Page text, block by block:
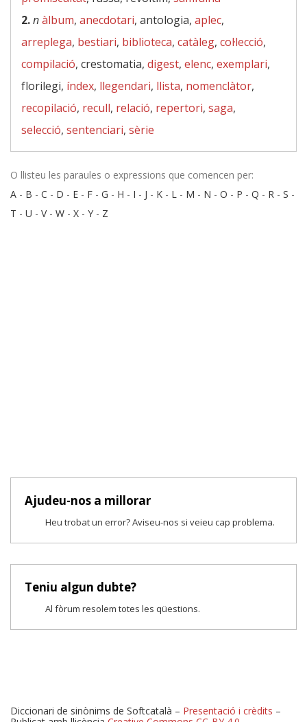
2.nàlbum, anecdotari, antologia, aplec,
arreplega, bestiari, biblioteca, catàleg, col·lecció,
compilació, crestomatia, digest, elenc, exemplari,
florilegi, índex, llegendari, llista, nomenclàtor,
recopilació, recull, relació, repertori, saga,
selecció, sentenciari, sèrie
O llisteu les paraules o expressions que comencen per:
A - B - C - D - E - F - G - H - I - J - K - L - M - N - O - P - Q - R - S -
T - U - V- W - X - Y - Z
Ajudeu-nos a millorar
Heu trobat un error? Aviseu-nos si veieu cap problema.
Teniu algun dubte?
Al fòrum resolem totes les qüestions.
Diccionari de sinònims de Softcatalà – Presentació i crèdits –